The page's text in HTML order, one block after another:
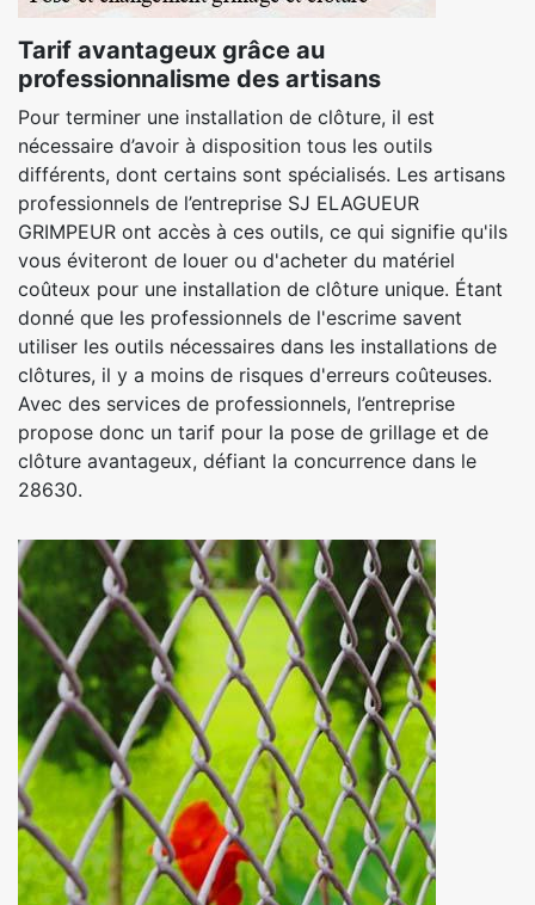
Tarif avantageux grâce au
professionnalisme des artisans
Pour terminer une installation de clôture, il est
nécessaire d’avoir à disposition tous les outils
différents, dont certains sont spécialisés. Les artisans
professionnels de l’entreprise SJ ELAGUEUR
GRIMPEUR ont accès à ces outils, ce qui signifie qu'ils
vous éviteront de louer ou d'acheter du matériel
coûteux pour une installation de clôture unique. Étant
donné que les professionnels de l'escrime savent
utiliser les outils nécessaires dans les installations de
clôtures, il y a moins de risques d'erreurs coûteuses.
Avec des services de professionnels, l’entreprise
propose donc un tarif pour la pose de grillage et de
clôture avantageux, défiant la concurrence dans le
28630.